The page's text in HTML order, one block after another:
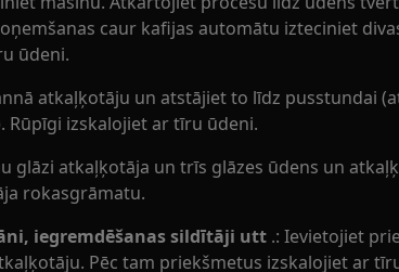
caur kafijas automātu izteciniet
ūdeni.
atkaļķotāju un atstājiet to līdz pusstundai
Rūpīgi izskalojiet ar tīru ūdeni.
glāzi atkaļķotāja un trīs glāzes ūdens un
rokasgrāmatu.
iegremdēšanas sildītāji utt .: Ievietojiet
Pēc tam priekšmetus izskalojiet ar